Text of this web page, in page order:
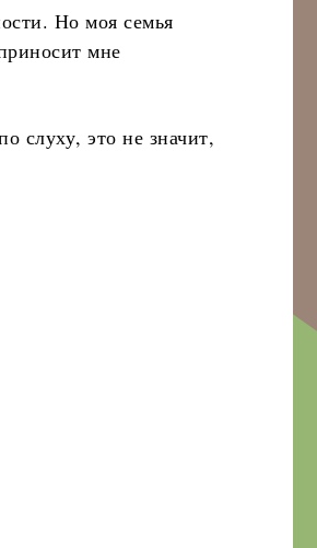
Но моя семья
мне
слуху, это не значит,